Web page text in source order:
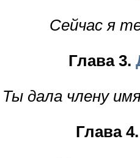
Сейчас я
Глава 3.
Ты дала члену
Глава